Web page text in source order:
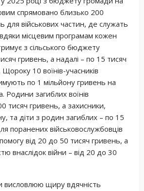
спрямовано близько 200
для військових частин, де служать
місцевим програмам кожен
з сільського бюджету
гривень, а надалі – по 15 тисяч
10 воїнів-учасників
по 1 мільйону гривень на
Родини загиблих воїнів
тисяч гривень, а захисники,
та діти з родин загиблих – по 15
поранених військовослужбовців
від 20 до 50 тисяч гривень, а
внаслідок війни – від 20 до 30
висловлюю щиру вдячність